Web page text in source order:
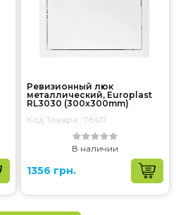
Ревизионный люк
металлический, Europlast
RL3030 (300x300mm)
Код Товара:: 78617
В наличии
1356 грн.